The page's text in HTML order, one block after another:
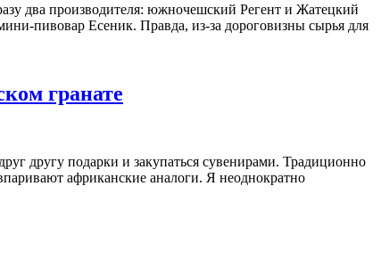
два производителя: южночешский Регент и Жатецкий
пивовар Есеник. Правда, из-за дороговизны сырья для
гранате
другу подарки и закупаться сувенирами. Традиционно
африканские аналоги. Я неоднократно